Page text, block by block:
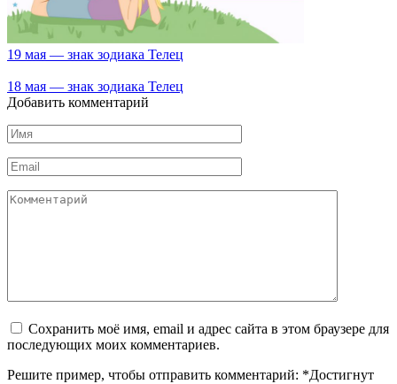
19 мая — знак зодиака Телец
18 мая — знак зодиака Телец
Добавить комментарий
Имя
*
Email
*
Комментарий
Сохранить моё имя, email и адрес сайта в этом браузере для
последующих моих комментариев.
Решите пример, чтобы отправить комментарий: *Достигнут